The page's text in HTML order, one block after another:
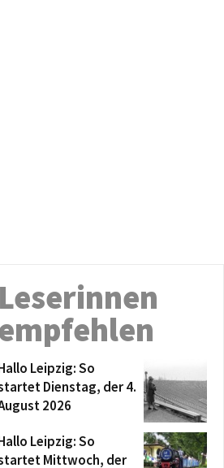
Leserinnen
Leipzig: So
Dienstag, der 4.
2026
Leipzig: So
Mittwoch, der